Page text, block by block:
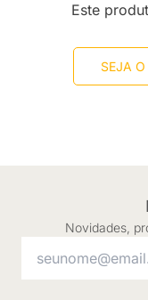
Este
SEJA
Novidades,